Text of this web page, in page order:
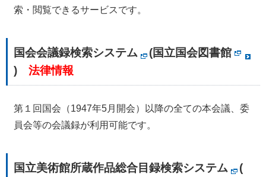
索・閲覧できるサービスです。
国会会議録検索システム (国立国会図書館
) 法律情報
第１回国会（1947年5月開会）以降の全ての本会議、委
員会等の会議録が利用可能です。
国立美術館所蔵作品総合目録検索システム
(